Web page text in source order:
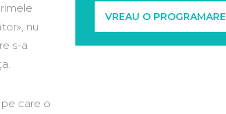
nu
s-a
care o
VREAU O PROGRAMARE